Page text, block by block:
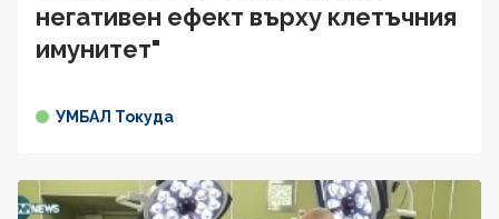
негативен ефект върху клетъчния
имунитет"
УМБАЛ Токуда